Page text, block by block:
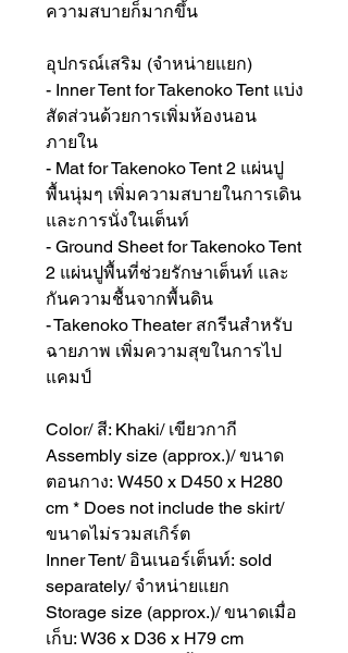
ความสบายก็มากขึ้น
อุปกรณ์เสริม (จำหน่ายแยก)
- Inner Tent for Takenoko Tent แบ่ง
สัดส่วนด้วยการเพิ่มห้องนอน
ภายใน
- Mat for Takenoko Tent 2 แผ่นปู
พื้นนุ่มๆ เพิ่มความสบายในการเดิน
และการนั่งในเต็นท์
- Ground Sheet for Takenoko Tent
2 แผ่นปูพื้นที่ช่วยรักษาเต็นท์ และ
กันความชื้นจากพื้นดิน
- Takenoko Theater สกรีนสำหรับ
ฉายภาพ เพิ่มความสุขในการไป
แคมป์
Color/ สี: Khaki/ เขียวกากี
Assembly size (approx.)/ ขนาด
ตอนกาง: W450 x D450 x H280
cm * Does not include the skirt/
ขนาดไม่รวมสเกิร์ต
Inner Tent/ อินเนอร์เต็นท์: sold
separately/ จำหน่ายแยก
Storage size (approx.)/ ขนาดเมื่อ
เก็บ: W36 x D36 x H79 cm